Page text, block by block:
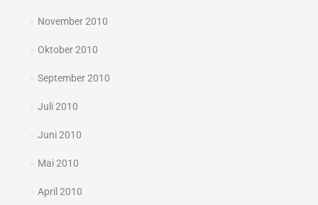
November 2010
Oktober 2010
September 2010
Juli 2010
Juni 2010
Mai 2010
April 2010